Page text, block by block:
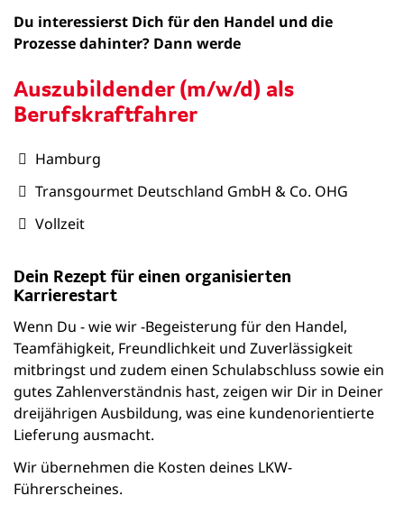
Hamburg
Transgourmet Deutschland GmbH & Co. OHG
Vollzeit
Du interessierst Dich für den Handel und die
Prozesse dahinter? Dann werde
Auszubildender (m/w/d) als
Berufskraftfahrer
Dein Rezept für einen organisierten
Karrierestart
Wenn Du - wie wir -Begeisterung für den Handel,
Teamfähigkeit, Freundlichkeit und Zuverlässigkeit
mitbringst und zudem einen Schulabschluss sowie ein
gutes Zahlenverständnis hast, zeigen wir Dir in Deiner
dreijährigen Ausbildung, was eine kundenorientierte
Lieferung ausmacht.
Wir übernehmen die Kosten deines LKW-
Führerscheines.